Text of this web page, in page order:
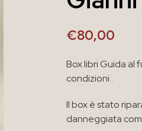
€80,00
Box libri Guida al
condizioni .
Il box è stato
danneggiata